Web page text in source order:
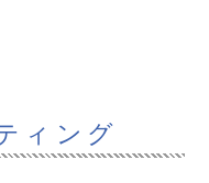
ィング